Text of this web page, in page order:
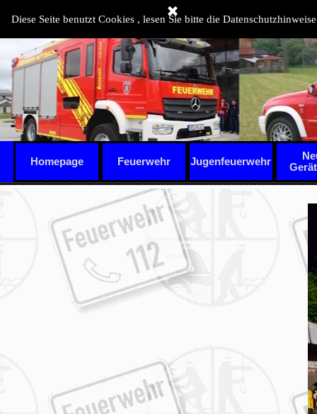
Diese Seite benutzt Cookies , lesen Sie bitte die
Homepage Feuerwehr ▼
Jugenfeuerwehr